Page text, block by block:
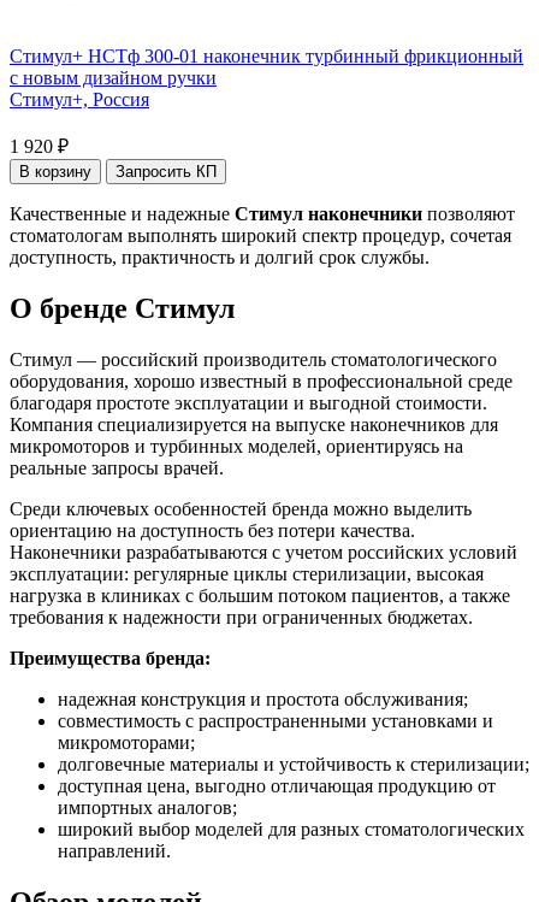
Стимул+ НСТф 300-01 наконечник турбинный фрикционный
с новым дизайном ручки
Стимул+, Россия
1 920 ₽
В корзину Запросить КП
Качественные и надежные Стимул наконечники позволяют
стоматологам выполнять широкий спектр процедур, сочетая
доступность, практичность и долгий срок службы.
О бренде Стимул
Стимул — российский производитель стоматологического
оборудования, хорошо известный в профессиональной среде
благодаря простоте эксплуатации и выгодной стоимости.
Компания специализируется на выпуске наконечников для
микромоторов и турбинных моделей, ориентируясь на
реальные запросы врачей.
Среди ключевых особенностей бренда можно выделить
ориентацию на доступность без потери качества.
Наконечники разрабатываются с учетом российских условий
эксплуатации: регулярные циклы стерилизации, высокая
нагрузка в клиниках с большим потоком пациентов, а также
требования к надежности при ограниченных бюджетах.
Преимущества бренда:
надежная конструкция и простота обслуживания;
совместимость с распространенными установками и
микромоторами;
долговечные материалы и устойчивость к стерилизации;
доступная цена, выгодно отличающая продукцию от
импортных аналогов;
широкий выбор моделей для разных стоматологических
направлений.